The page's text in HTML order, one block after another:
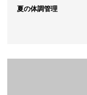
夏の体調管理